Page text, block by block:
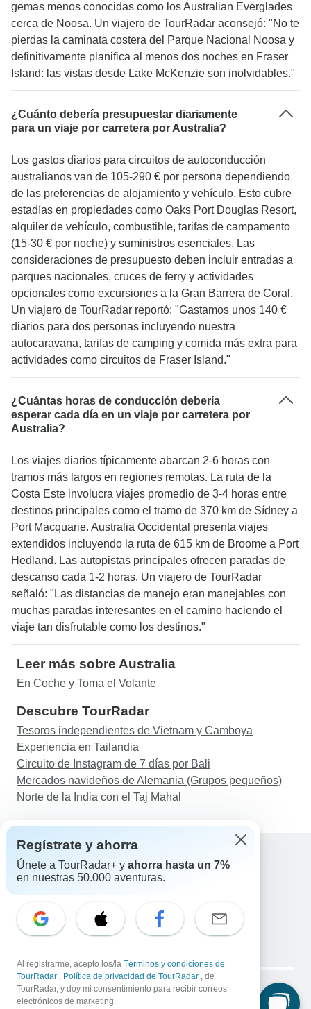
gemas menos conocidas como los Australian Everglades
cerca de Noosa. Un viajero de TourRadar aconsejó: "No te
pierdas la caminata costera del Parque Nacional Noosa y
definitivamente planifica al menos dos noches en Fraser
Island: las vistas desde Lake McKenzie son inolvidables."
¿Cuánto debería presupuestar diariamente
para un viaje por carretera por Australia?
Los gastos diarios para circuitos de autoconducción
australianos van de 105-290 € por persona dependiendo
de las preferencias de alojamiento y vehículo. Esto cubre
estadías en propiedades como Oaks Port Douglas Resort,
alquiler de vehículo, combustible, tarifas de campamento
(15-30 € por noche) y suministros esenciales. Las
consideraciones de presupuesto deben incluir entradas a
parques nacionales, cruces de ferry y actividades
opcionales como excursiones a la Gran Barrera de Coral.
Un viajero de TourRadar reportó: "Gastamos unos 140 €
diarios para dos personas incluyendo nuestra
autocaravana, tarifas de camping y comida más extra para
actividades como circuitos de Fraser Island."
¿Cuántas horas de conducción debería
esperar cada día en un viaje por carretera por
Australia?
Los viajes diarios típicamente abarcan 2-6 horas con
tramos más largos en regiones remotas. La ruta de la
Costa Este involucra viajes promedio de 3-4 horas entre
destinos principales como el tramo de 370 km de Sídney a
Port Macquarie. Australia Occidental presenta viajes
extendidos incluyendo la ruta de 615 km de Broome a Port
Hedland. Las autopistas principales ofrecen paradas de
descanso cada 1-2 horas. Un viajero de TourRadar
señaló: "Las distancias de manejo eran manejables con
muchas paradas interesantes en el camino haciendo el
viaje tan disfrutable como los destinos."
Leer más sobre Australia
En Coche y Toma el Volante
Descubre TourRadar
Tesoros independientes de Vietnam y Camboya
Experiencia en Tailandia
Circuito de Instagram de 7 días por Bali
Mercados navideños de Alemania (Grupos pequeños)
Norte de la India con el Taj Mahal
Ayuda
Correo electrónico: support@tourradar.com
Selecciona el idioma
Copyright © TourRadar. Todos los derechos reservados.
Aviso legal Política de privacidad
Cookies
Regístrate y ahorra
Únete a TourRadar+ y ahorra hasta un 7%
en nuestras 50.000 aventuras.
Al registrarme, acepto los/la Términos y condiciones de
TourRadar , Política de privacidad de TourRadar , de
TourRadar, y doy mi consentimiento para recibir correos
electrónicos de marketing.